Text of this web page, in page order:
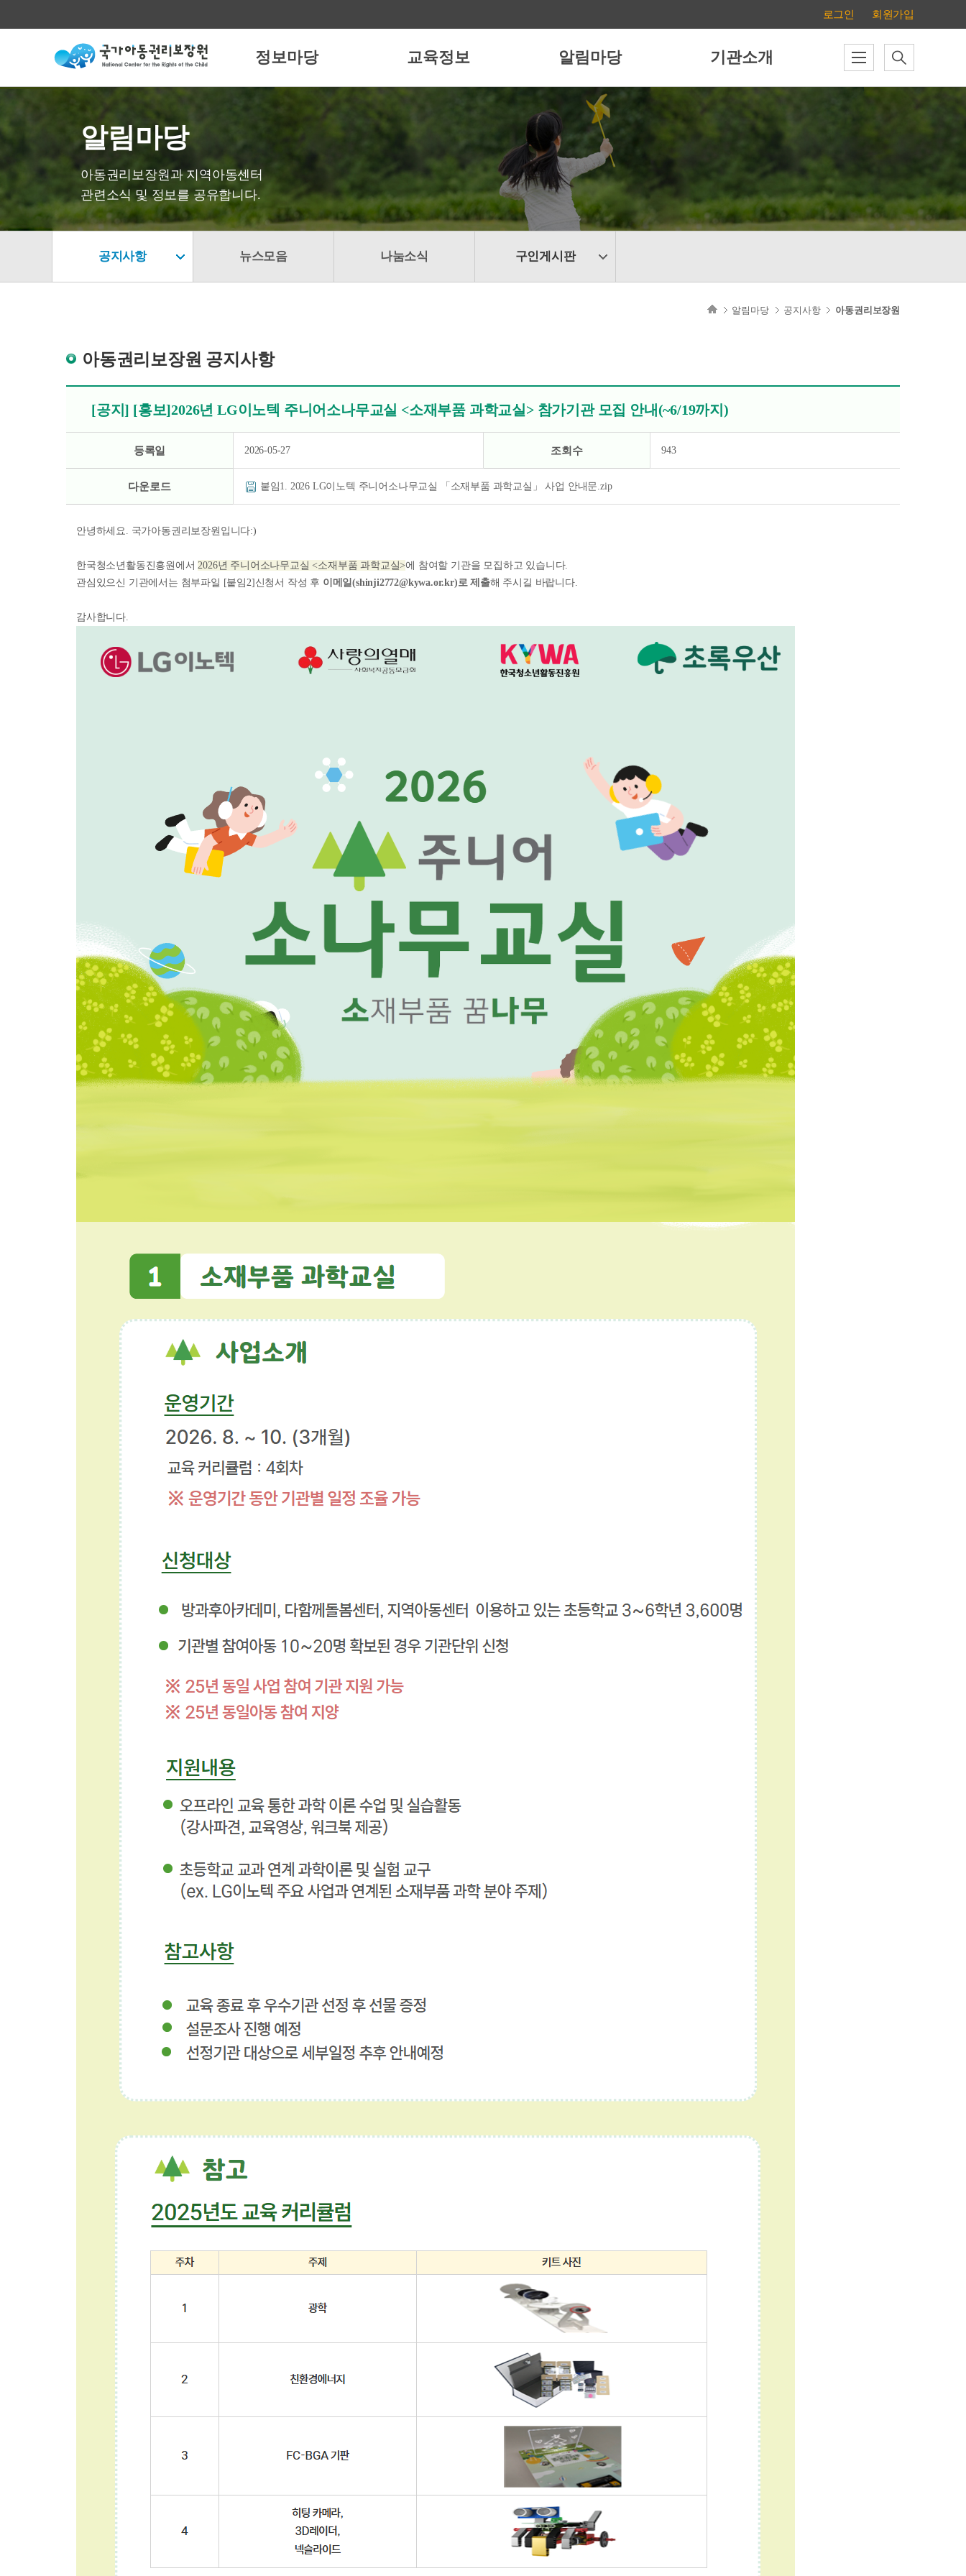
로그인 회원가입
정보마당 교육정보 알림마당 기관소개
알림마당
아동권리보장원과 지역아동센터
관련소식 및 정보를 공유합니다.
공지사항 뉴스모음 나눔소식 구인게시판
알림마당 공지사항 아동권리보장원
아동권리보장원 공지사항
[공지] [홍보]2026년 LG이노텍 주니어소나무교실 <소재부품 과학교실> 참가기관 모집 안내(~6/19까지)
등록일 2026-05-27 조회수 943
다운로드 붙임1. 2026 LG이노텍 주니어소나무교실 「소재부품 과학교실」 사업 안내문.zip
안녕하세요. 국가아동권리보장원입니다:)
한국청소년활동진흥원에서2026년 주니어소나무교실 <소재부품 과학교실>에 참여할 기관을 모집하고 있습니다.
관심있으신 기관에서는 첨부파일 [붙임2]신청서 작성 후 이메일(shinji2772@kywa.or.kr)로 제출해 주시길 바랍니다.
감사합니다.